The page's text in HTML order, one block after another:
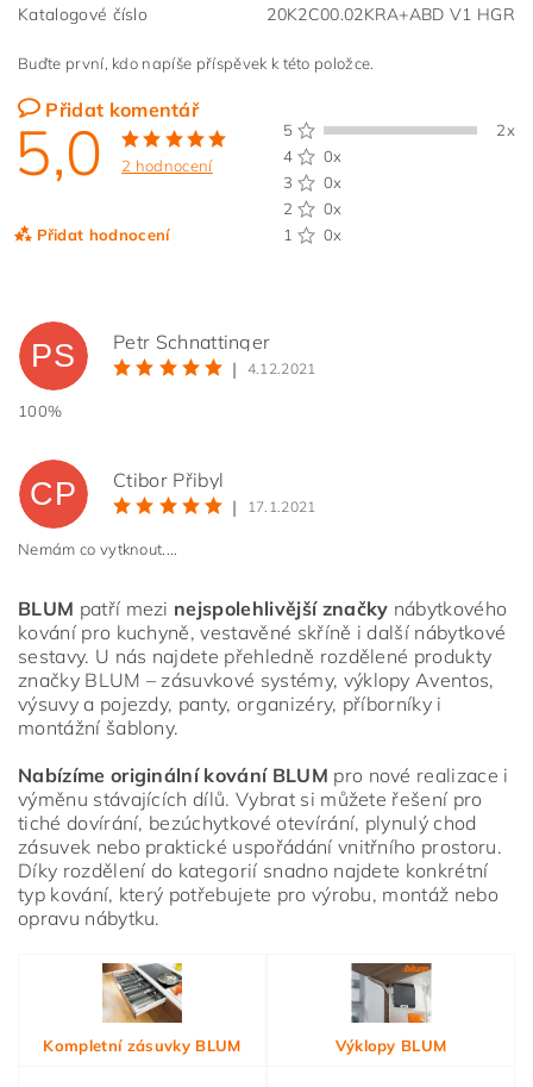
Katalogové číslo
20K2C00.02KRA+ABD V1 HGR
Buďte první, kdo napíše příspěvek k této položce.
Přidat komentář
5,0 2 hodnocení
Přidat hodnocení
5
2x
4
0x
3
0x
2
0x
1
0x
Vložením hodnocení souhlasíte spodmínkami ochrany
osobních údajů
PS
Petr Schnattinger
|
4.12.2021
100%
CP
Ctibor Přibyl
|
17.1.2021
Nemám co vytknout....
BLUM patří mezi nejspolehlivější značky nábytkového
kování pro kuchyně, vestavěné skříně i další nábytkové
sestavy. U nás najdete přehledně rozdělené produkty
značky BLUM – zásuvkové systémy, výklopy Aventos,
výsuvy a pojezdy, panty, organizéry, příborníky i
montážní šablony.
Nabízíme originální kování BLUM pro nové realizace i
výměnu stávajících dílů. Vybrat si můžete řešení pro
tiché dovírání, bezúchytkové otevírání, plynulý chod
zásuvek nebo praktické uspořádání vnitřního prostoru.
Díky rozdělení do kategorií snadno najdete konkrétní
typ kování, který potřebujete pro výrobu, montáž nebo
opravu nábytku.
Kompletní zásuvky BLUM Výklopy BLUM